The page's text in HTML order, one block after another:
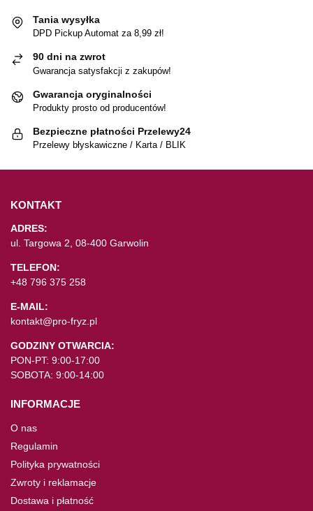
Tania wysyłka
DPD Pickup Automat za 8,99 zł!
90 dni na zwrot
Gwarancja satysfakcji z zakupów!
Gwarancja oryginalności
Produkty prosto od producentów!
Bezpieczne płatności Przelewy24
Przelewy błyskawiczne / Karta / BLIK
KONTAKT
ADRES:
ul. Targowa 2, 08-400 Garwolin
TELEFON:
+48 796 375 258
E-MAIL:
kontakt@pro-fryz.pl
GODZINY OTWARCIA:
PON-PT: 9:00-17:00
SOBOTA: 9:00-14:00
INFORMACJE
O nas
Regulamin
Polityka prywatności
Zwroty i reklamacje
Dostawa i płatność